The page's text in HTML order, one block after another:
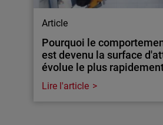
Article
Pourquoi le
est devenu la surface
évolue le plus
Lire l'article